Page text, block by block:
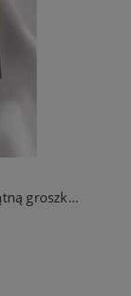
Zegarek damski srebrny z prostokątną groszkową tarczą stal chirurgiczna